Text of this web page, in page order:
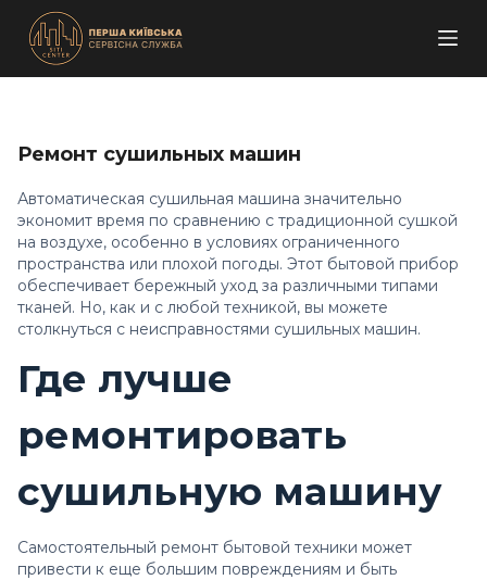
П
е
р
т
и
к
с
у
т
и
Ремонт сушильных машин
Автоматическая сушильная машина значительно
экономит время по сравнению с традиционной сушкой
на воздухе, особенно в условиях ограниченного
пространства или плохой погоды. Этот бытовой прибор
обеспечивает бережный уход за различными типами
тканей. Но, как и с любой техникой, вы можете
столкнуться с неисправностями сушильных машин.
Где лучше
ремонтировать
сушильную машину
Самостоятельный ремонт бытовой техники может
привести к еще большим повреждениям и быть